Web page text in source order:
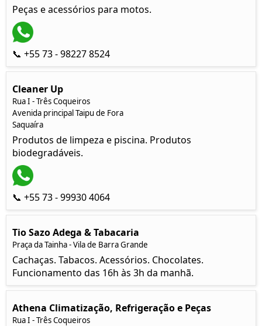
Peças e acessórios para motos.
📞 +55 73 - 98227 8524
Cleaner Up
Rua I - Três Coqueiros
Avenida principal Taipu de Fora
Saquaíra
Produtos de limpeza e piscina. Produtos
biodegradáveis.
📞 +55 73 - 99930 4064
Tio Sazo Adega & Tabacaria
Praça da Tainha - Vila de Barra Grande
Cachaças. Tabacos. Acessórios. Chocolates.
Funcionamento das 16h às 3h da manhã.
Athena Climatização, Refrigeração e Peças
Rua I - Três Coqueiros